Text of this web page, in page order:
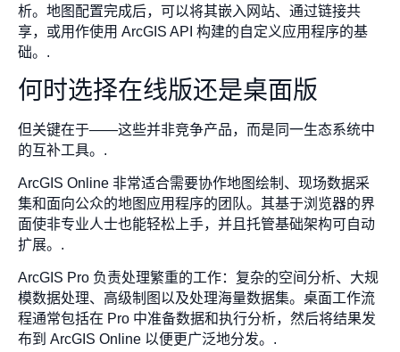
析。地图配置完成后，可以将其嵌入网站、通过链接共
享，或用作使用 ArcGIS API 构建的自定义应用程序的基
础。.
何时选择在线版还是桌面版
但关键在于——这些并非竞争产品，而是同一生态系统中
的互补工具。.
ArcGIS Online 非常适合需要协作地图绘制、现场数据采
集和面向公众的地图应用程序的团队。其基于浏览器的界
面使非专业人士也能轻松上手，并且托管基础架构可自动
扩展。.
ArcGIS Pro 负责处理繁重的工作：复杂的空间分析、大规
模数据处理、高级制图以及处理海量数据集。桌面工作流
程通常包括在 Pro 中准备数据和执行分析，然后将结果发
布到 ArcGIS Online 以便更广泛地分发。.